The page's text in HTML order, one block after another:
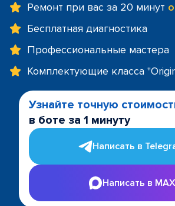
Ремонт при вас за 20 минут
Бесплатная диагностика
Профессиональные мастера
Комплектующие класса
Узнайте точную
в боте за 1 минуту
Написать в
Написать в MAX